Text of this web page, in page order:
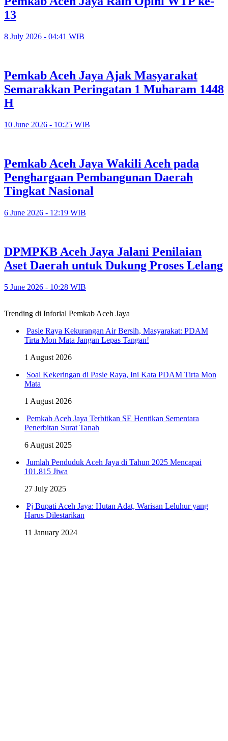
13
8 July 2026 - 04:41 WIB
Pemkab Aceh Jaya Ajak Masyarakat
Semarakkan Peringatan 1 Muharam 1448
H
10 June 2026 - 10:25 WIB
Pemkab Aceh Jaya Wakili Aceh pada
Penghargaan Pembangunan Daerah
Tingkat Nasional
6 June 2026 - 12:19 WIB
DPMPKB Aceh Jaya Jalani Penilaian
Aset Daerah untuk Dukung Proses Lelang
5 June 2026 - 10:28 WIB
Trending di Inforial Pemkab Aceh Jaya
Pasie Raya Kekurangan Air Bersih, Masyarakat: PDAM
Tirta Mon Mata Jangan Lepas Tangan!
1 August 2026
Soal Kekeringan di Pasie Raya, Ini Kata PDAM Tirta Mon
Mata
1 August 2026
Pemkab Aceh Jaya Terbitkan SE Hentikan Sementara
Penerbitan Surat Tanah
6 August 2025
Jumlah Penduduk Aceh Jaya di Tahun 2025 Mencapai
101.815 Jiwa
27 July 2025
Pj Bupati Aceh Jaya: Hutan Adat, Warisan Leluhur yang
Harus Dilestarikan
11 January 2024